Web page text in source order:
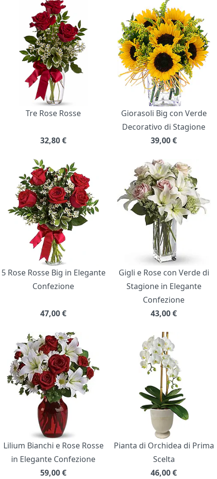
Bouquet di fiori
Tre Rose Rosse
32,80€
Giorasoli Big con Verde
Decorativo di Stagione
39,00€
5 Rose Rosse Big in Elegante
Confezione
47,00€
Gigli e Rose con Verde di
Stagione in Elegante
Confezione
43,00€
Lilium Bianchi e Rose Rosse
in Elegante Confezione
59,00€
Pianta di Orchidea di Prima
Scelta
46,00€